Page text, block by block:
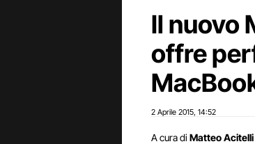
Il nuovo
offre
2 Aprile 2015 14:52
A cura di Matteo Acitelli